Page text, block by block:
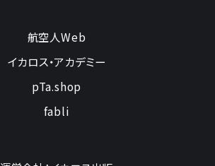
航空人Web
イカロス・アカデミー
pTa.shop
fabli